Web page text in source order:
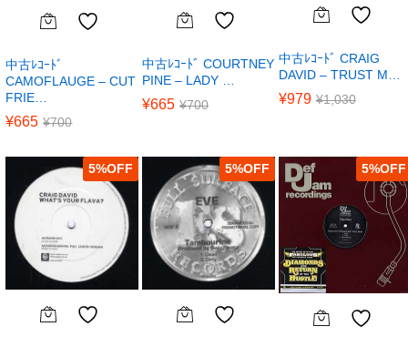
中古ﾚｺｰﾄﾞ
CAMOFLAUGE – CUT
FRIE…
¥665 ¥700
中古ﾚｺｰﾄﾞ COURTNEY
PINE – LADY …
¥665 ¥700
中古ﾚｺｰﾄﾞ CRAIG
DAVID – TRUST M…
¥979 ¥1,030
5% 5% 5%